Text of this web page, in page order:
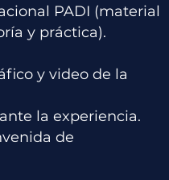
PADI (material
y práctica).
y video de la
la experiencia.
de